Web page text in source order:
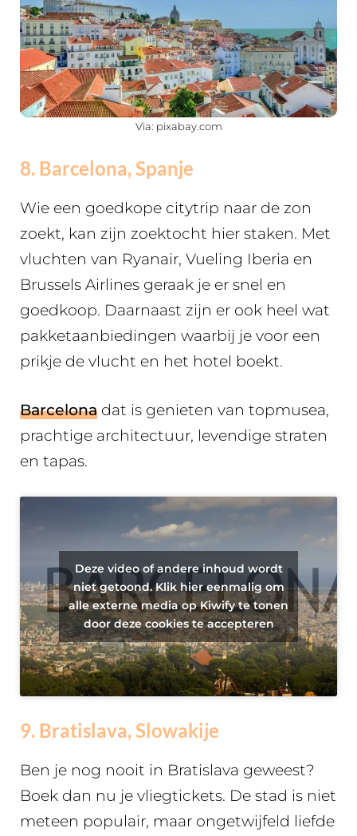
Via: pixabay.com
8. Barcelona, Spanje
Wie een goedkope citytrip naar de zon
zoekt, kan zijn zoektocht hier staken. Met
vluchten van Ryanair, Vueling Iberia en
Brussels Airlines geraak je er snel en
goedkoop. Daarnaast zijn er ook heel wat
pakketaanbiedingen waarbij je voor een
prikje de vlucht en het hotel boekt.
Barcelona dat is genieten van topmusea,
prachtige architectuur, levendige straten
en tapas.
Deze video of andere inhoud wordt
niet getoond. Klik hier eenmalig om
alle externe media op Kiwify te tonen
door deze cookies te accepteren
9. Bratislava, Slowakije
Ben je nog nooit in Bratislava geweest?
Boek dan nu je vliegtickets. De stad is niet
meteen populair, maar ongetwijfeld liefde